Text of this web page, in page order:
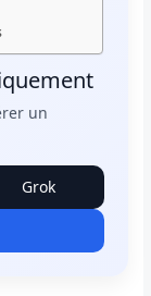
un
Grok